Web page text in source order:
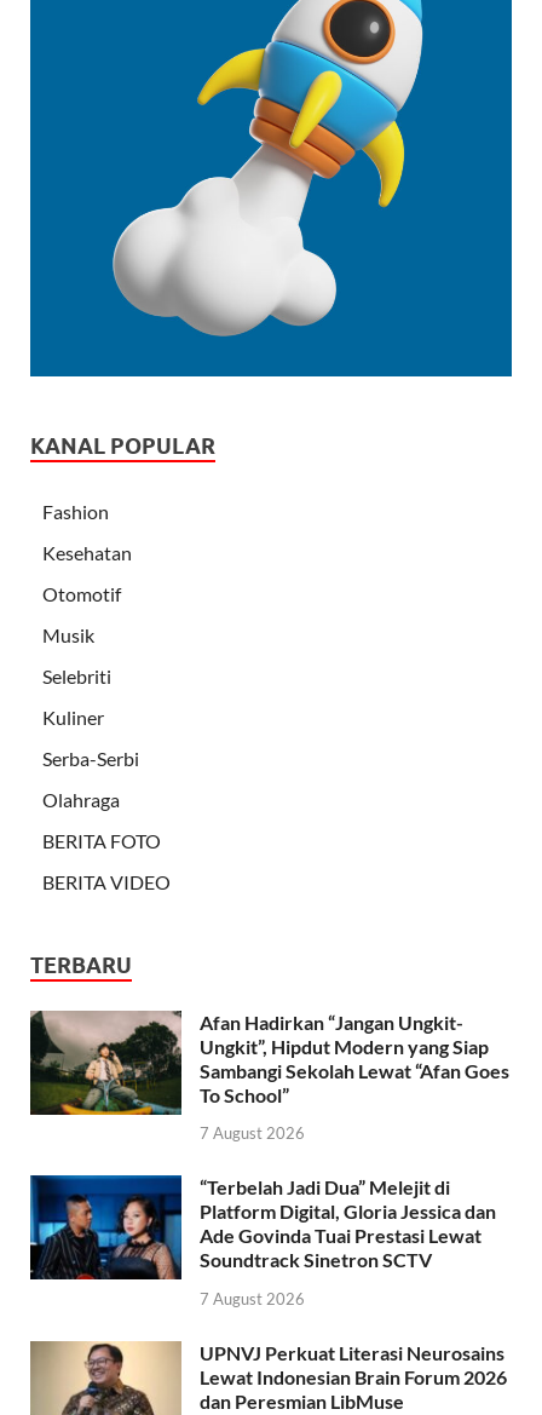
KANAL POPULAR
Fashion
Kesehatan
Otomotif
Musik
Selebriti
Kuliner
Serba-Serbi
Olahraga
BERITA FOTO
BERITA VIDEO
TERBARU
Afan Hadirkan “Jangan Ungkit-
Ungkit”, Hipdut Modern yang Siap
Sambangi Sekolah Lewat “Afan Goes
To School”
7 August 2026
“Terbelah Jadi Dua” Melejit di
Platform Digital, Gloria Jessica dan
Ade Govinda Tuai Prestasi Lewat
Soundtrack Sinetron SCTV
7 August 2026
UPNVJ Perkuat Literasi Neurosains
Lewat Indonesian Brain Forum 2026
dan Peresmian LibMuse